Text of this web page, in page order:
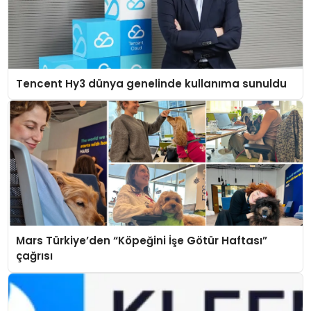
Tencent Hy3 dünya genelinde kullanıma sunuldu
Mars Türkiye’den “Köpeğini İşe Götür Haftası”
çağrısı